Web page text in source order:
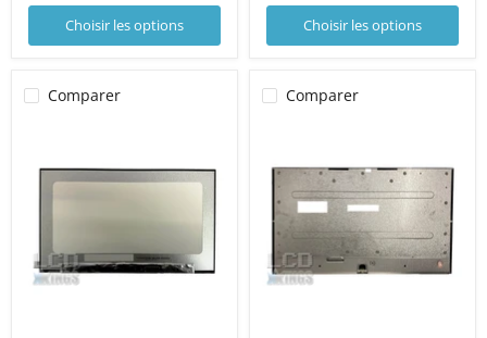
Choisir les options Choisir les options
Comparer Comparer